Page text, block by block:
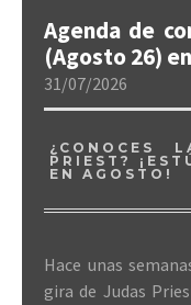
Agenda de
(Agosto 26)
31/07/2026
¿CONOCES
PRIEST?
EN AGOSTO!
Hace unas
gira de Judas